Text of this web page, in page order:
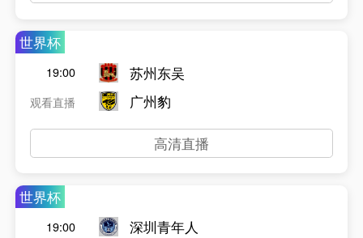
世界杯
19:00
观看直播
苏州东吴
广州豹
高清直播
世界杯
19:00
深圳青年人